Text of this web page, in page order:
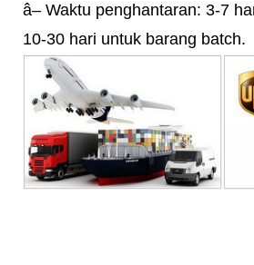
â– Waktu penghantaran: 3-7
10-30 hari untuk barang batch.